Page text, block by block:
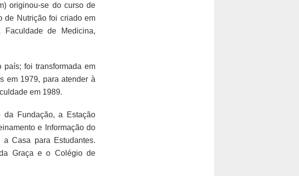
originou-se do curso de
de Nutrição foi criado em
de Medicina,
foi transformada em
em 1979, para atender à
em 1989.
da Fundação, a Estação
e Informação do
Casa para Estudantes.
Graça e o Colégio de